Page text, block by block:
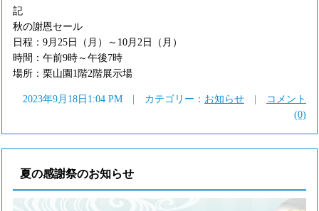
記
秋の謝恩セール
日程：9月25日（月）～10月2日（月）
時間：午前9時～午後7時
場所：栗山園1階2階展示場
2023年9月18日1:04 PM | カテゴリー： お知らせ
コメント
(0)
夏の感謝祭のお知らせ